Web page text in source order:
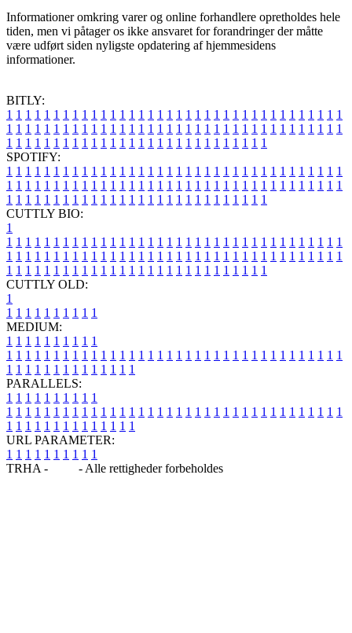
Informationer omkring varer og online forhandlere opretholdes hele
tiden, men vi påtager os ikke ansvaret for forandringer der måtte
være udført siden nyligste opdatering af hjemmesidens
informationer.
BITLY:
1 1 1 1 1 1 1 1 1 1 1 1 1 1 1 1 1 1 1 1 1 1 1 1 1 1 1 1 1 1 1 1 1 1 1 1
1 1 1 1 1 1 1 1 1 1 1 1 1 1 1 1 1 1 1 1 1 1 1 1 1 1 1 1 1 1 1 1 1 1 1 1
1 1 1 1 1 1 1 1 1 1 1 1 1 1 1 1 1 1 1 1 1 1 1 1 1 1 1 1
SPOTIFY:
1 1 1 1 1 1 1 1 1 1 1 1 1 1 1 1 1 1 1 1 1 1 1 1 1 1 1 1 1 1 1 1 1 1 1 1
1 1 1 1 1 1 1 1 1 1 1 1 1 1 1 1 1 1 1 1 1 1 1 1 1 1 1 1 1 1 1 1 1 1 1 1
1 1 1 1 1 1 1 1 1 1 1 1 1 1 1 1 1 1 1 1 1 1 1 1 1 1 1 1
CUTTLY BIO:
1
1 1 1 1 1 1 1 1 1 1 1 1 1 1 1 1 1 1 1 1 1 1 1 1 1 1 1 1 1 1 1 1 1 1 1 1
1 1 1 1 1 1 1 1 1 1 1 1 1 1 1 1 1 1 1 1 1 1 1 1 1 1 1 1 1 1 1 1 1 1 1 1
1 1 1 1 1 1 1 1 1 1 1 1 1 1 1 1 1 1 1 1 1 1 1 1 1 1 1 1
CUTTLY OLD:
1
1 1 1 1 1 1 1 1 1 1
MEDIUM:
1 1 1 1 1 1 1 1 1 1
1 1 1 1 1 1 1 1 1 1 1 1 1 1 1 1 1 1 1 1 1 1 1 1 1 1 1 1 1 1 1 1 1 1 1 1
1 1 1 1 1 1 1 1 1 1 1 1 1 1
PARALLELS:
1 1 1 1 1 1 1 1 1 1
1 1 1 1 1 1 1 1 1 1 1 1 1 1 1 1 1 1 1 1 1 1 1 1 1 1 1 1 1 1 1 1 1 1 1 1
1 1 1 1 1 1 1 1 1 1 1 1 1 1
URL PARAMETER:
1 1 1 1 1 1 1 1 1 1
TRHA -
- Alle rettigheder forbeholdes